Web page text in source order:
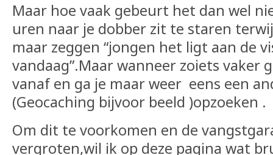
Maar hoe vaak gebeurt het dan wel
uren naar je dobber zit te staren
maar zeggen “jongen het ligt aan de
vandaag”.Maar wanneer zoiets vaker
vanaf en ga je maar weer eens een
(Geocaching bijvoor beeld )opzoeken .
Om dit te voorkomen en de
vergroten,wil ik op deze pagina wat